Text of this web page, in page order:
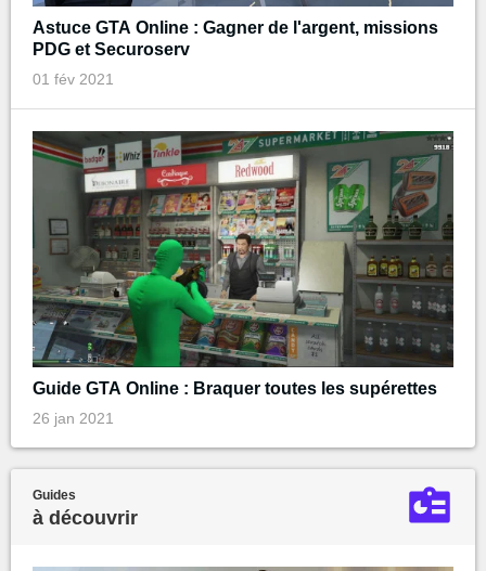
Astuce GTA Online : Gagner de l'argent, missions
PDG et Securoserv
01 fév 2021
Guide GTA Online : Braquer toutes les supérettes
26 jan 2021
Guides
à découvrir